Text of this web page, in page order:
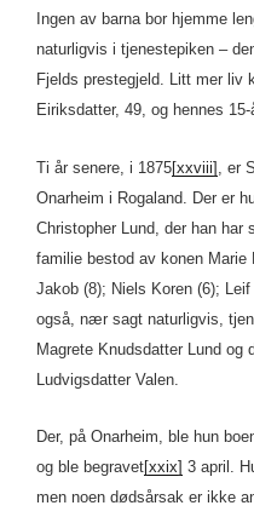
Ingen av barna bor hjemme
naturligvis i tjenestepiken –
Fjelds prestegjeld. Litt mer liv
Eiriksdatter, 49, og hennes
Ti år senere, i 1875[xxviii] , er
Onarheim i Rogaland. Der er
Christopher Lund, der han har
familie bestod av konen Marie
Jakob (8); Niels Koren (6);
også, nær sagt naturligvis,
Magrete Knudsdatter Lund og
Ludvigsdatter Valen.
Der, på Onarheim, ble hun
og ble begravet[xxix] 3 april.
men noen dødsårsak er ikke